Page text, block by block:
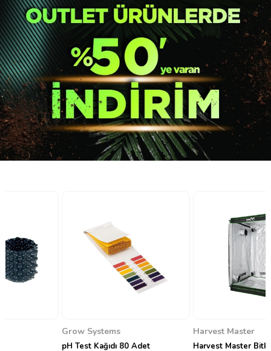
Grow Systems
pH Test Kağıdı 80 Adet
Harvest Master
Harvest Master Bitki Yetiştirme